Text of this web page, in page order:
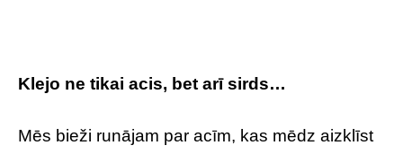
Klejo ne tikai acis, bet arī sirds…
Mēs bieži runājam par acīm, kas mēdz aizklīst